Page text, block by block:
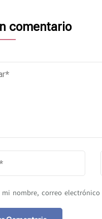
comentario
mi nombre, correo